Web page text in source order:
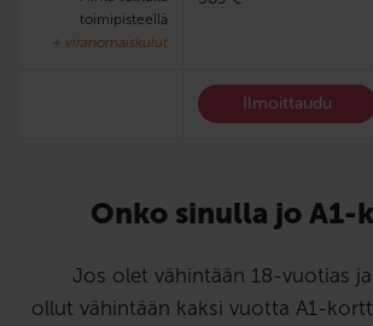
toimipisteellä
+ viranomaiskulut
Ilmoittaudu
Onko sinulla jo A1-
Jos olet vähintään 18-vuotias
ollut vähintään kaksi vuotta A1-